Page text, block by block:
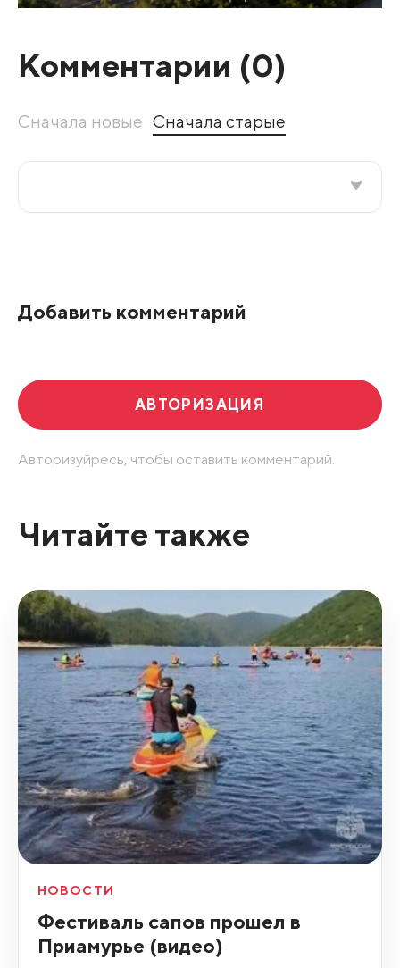
Комментарии (0)
Сначала новые Сначала старые
Добавить комментарий
АВТОРИЗАЦИЯ
Авторизуйресь, чтобы оставить комментарий.
Читайте также
НОВОСТИ
Фестиваль сапов прошел в
Приамурье (видео)